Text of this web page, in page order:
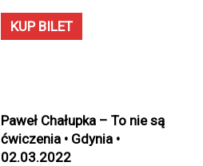
KUP BILET
Paweł Chałupka – To nie są
ćwiczenia • Gdynia •
02.03.2022